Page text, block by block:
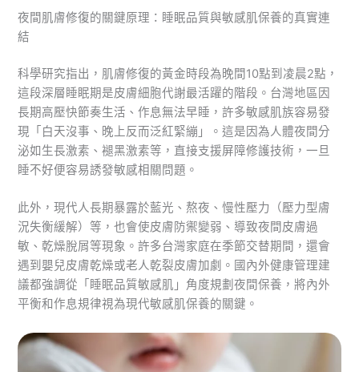
夜間肌膚修復的關鍵原理：睡眠品質與敏感肌保養的真實連
結
科學研究指出，肌膚修復的黃金時段為晚間10點到凌晨2點，
這段深層睡眠期是皮膚細胞代謝最活躍的階段。台灣地區因
長期高壓快節奏生活、作息無法早睡，許多敏感肌族容易發
現「白天沒事、晚上反而泛紅緊繃」。這是因為人體夜間分
泌如生長激素、褪黑激素等，直接支援屏障修護技術，一旦
睡不好便容易誘發敏感相關問題。
此外，現代人長期暴露於藍光、熬夜、慢性壓力（壓力型膚
況失衡緩解）等，也會使皮膚防禦變弱、導致夜間皮膚過
敏、乾燥脫屑等現象。許多台灣家庭在季節交替期間，還會
遇到嬰兒皮膚乾燥或老人乾裂皮膚加劇。國內外健康管理建
議都強調從「睡眠品質敏感肌」角度規劃夜間保養，將內外
平衡和作息規律視為現代敏感肌保養的關鍵。